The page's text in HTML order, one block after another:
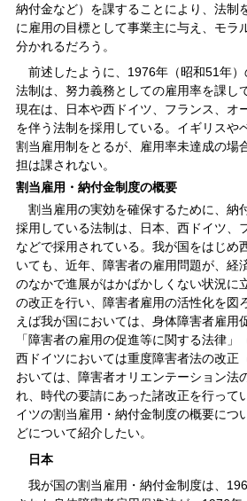
納付金など）を課することにより、法制
に雇用の目標として事業主に与え、モラ
分かれるだろう。
前述したように、1976年（昭和51年
法制は、努力義務としての雇用率を課し
現在は、日本や西ドイツ、フランス、オ
を伴う法制を採用している。イギリスや
割当雇用制をとるが、雇用率未達成の場
担は課されない。
割当雇用・納付金制度の概要
割当雇用の実効を確保するために、納
採用している法制は、日本、西ドイツ、
などで採用されている。我が国をはじめ
いても、近年、障害者の雇用問題が、経
のなかで進展がはかばかしくない状況に
の改正を行い、障害者雇用の活性化を図
えば我が国においては、身体障害者雇用
「障害者の雇用の促進等に関する法律」
西ドイツにおいては重度障害者法の改正
おいては、障害者オリエンテーション法
れ、時代の要請にあった諸改正を行って
イツの割当雇用・納付金制度の概要につ
どについて紹介したい。
日本
我が国の割当雇用・納付金制度は、